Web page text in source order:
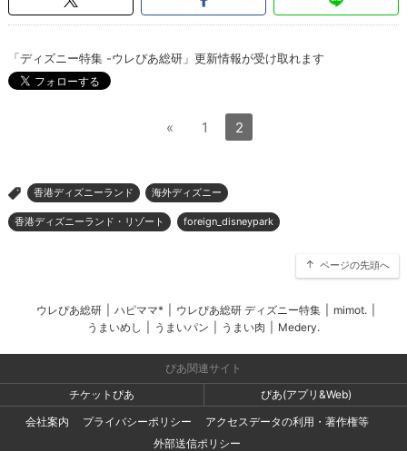
「ディズニー特集 -ウレぴあ総研」更新情報が受け取れます
« 1 2
> 香港ディズニーランド 海外ディズニー
香港ディズニーランド・リゾート foreign_disneypark
ページの先頭へ
ウレぴあ総研 ハピママ* ウレぴあ総研 ディズニー特集 mimot.
うまいめし
うまいパン うまい肉 Medery.
ぴあ関連サイト
チケットぴあ
ぴあ(アプリ&Web)
会社案内
プライバシーポリシー
アクセスデータの利用・著作権等
外部送信ポリシー